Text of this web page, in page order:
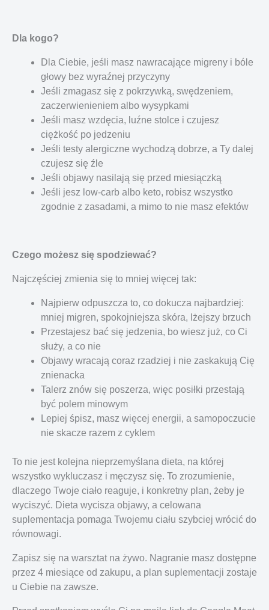
Dla kogo?
Dla Ciebie, jeśli masz nawracające migreny i bóle
głowy bez wyraźnej przyczyny
Jeśli zmagasz się z pokrzywką, swędzeniem,
zaczerwienieniem albo wysypkami
Jeśli masz wzdęcia, luźne stolce i czujesz
ciężkość po jedzeniu
Jeśli testy alergiczne wychodzą dobrze, a Ty dalej
czujesz się źle
Jeśli objawy nasilają się przed miesiączką
Jeśli jesz low-carb albo keto, robisz wszystko
zgodnie z zasadami, a mimo to nie masz efektów
Czego możesz się spodziewać?
Najczęściej zmienia się to mniej więcej tak:
Najpierw odpuszcza to, co dokucza najbardziej:
mniej migren, spokojniejsza skóra, lżejszy brzuch
Przestajesz bać się jedzenia, bo wiesz już, co Ci
służy, a co nie
Objawy wracają coraz rzadziej i nie zaskakują Cię
znienacka
Talerz znów się poszerza, więc posiłki przestają
być polem minowym
Lepiej śpisz, masz więcej energii, a samopoczucie
nie skacze razem z cyklem
To nie jest kolejna nieprzemyślana dieta, na której
wszystko wykluczasz i męczysz się. To zrozumienie,
dlaczego Twoje ciało reaguje, i konkretny plan, żeby je
wyciszyć. Dieta wycisza objawy, a celowana
suplementacja pomaga Twojemu ciału szybciej wrócić do
równowagi.
Zapisz się na warsztat na żywo. Nagranie masz dostępne
przez 4 miesiące od zakupu, a plan suplementacji zostaje
u Ciebie na zawsze.